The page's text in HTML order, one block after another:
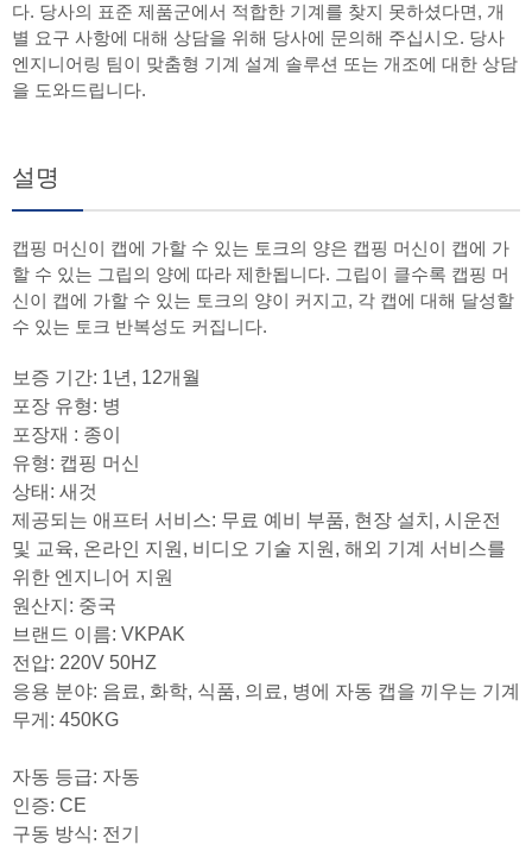
다. 당사의 표준 제품군에서 적합한 기계를 찾지 못하셨다면, 개
별 요구 사항에 대해 상담을 위해 당사에 문의해 주십시오. 당사
엔지니어링 팀이 맞춤형 기계 설계 솔루션 또는 개조에 대한 상담
을 도와드립니다.
설명
캡핑 머신이 캡에 가할 수 있는 토크의 양은 캡핑 머신이 캡에 가
할 수 있는 그립의 양에 따라 제한됩니다. 그립이 클수록 캡핑 머
신이 캡에 가할 수 있는 토크의 양이 커지고, 각 캡에 대해 달성할
수 있는 토크 반복성도 커집니다.
보증 기간: 1년, 12개월
포장 유형: 병
포장재 : 종이
유형: 캡핑 머신
상태: 새것
제공되는 애프터 서비스: 무료 예비 부품, 현장 설치, 시운전
및 교육, 온라인 지원, 비디오 기술 지원, 해외 기계 서비스를
위한 엔지니어 지원
원산지: 중국
브랜드 이름: VKPAK
전압: 220V 50HZ
응용 분야: 음료, 화학, 식품, 의료, 병에 자동 캡을 끼우는 기계
무게: 450KG
자동 등급: 자동
인증: CE
구동 방식: 전기